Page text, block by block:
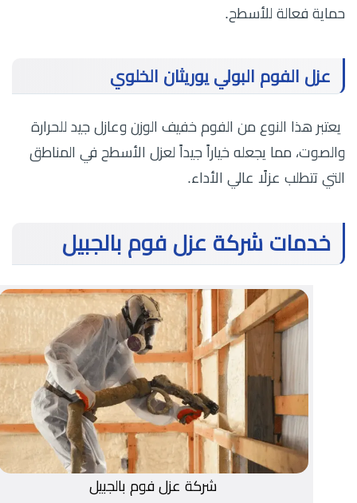
حماية فعالة للأسطح.
عزل الفوم البولي يوريثان الخلوي
يعتبر هذا النوع من الفوم خفيف الوزن وعازل جيد للحرارة
والصوت، مما يجعله خياراً جيداً لعزل الأسطح في المناطق
التي تتطلب عزلًا عالي الأداء.
خدمات شركة عزل فوم بالجبيل
شركة عزل فوم بالجبيل